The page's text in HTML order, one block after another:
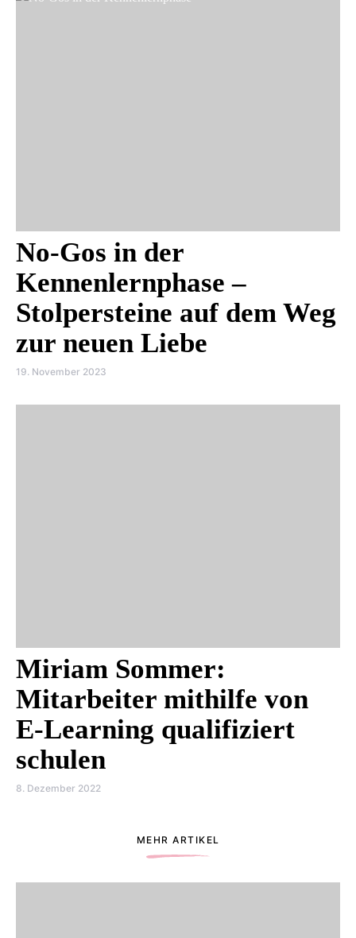
No-Gos in der
Kennenlernphase –
Stolpersteine auf dem Weg
zur neuen Liebe
19. November 2023
Miriam Sommer:
Mitarbeiter mithilfe von
E-Learning qualifiziert
schulen
8. Dezember 2022
MEHR ARTIKEL